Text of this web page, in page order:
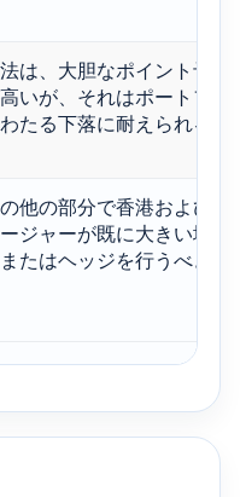
は、大胆なポイント予測
いが、それはポートフォ
たる下落に耐えられる場
他の部分で香港および中
ジャーが既に大きい場合
たはヘッジを行うべきで